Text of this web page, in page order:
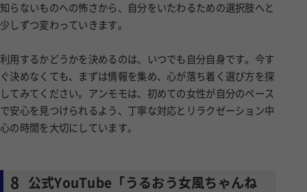
知らないものへの怖さから、自分をいたわるための選択肢へと
少しずつ変わっていきます。
利用するかどうかを決めるのは、いつでも自分自身です。今す
ぐ決めなくても、まずは情報を集め、心が落ち着く選び方を探
してみてください。アンモモは、初めての女性が自分のペース
で安心を見つけられるよう、丁寧な対応とリラクゼーション中
心の時間を大切にしています。
8
公式YouTube「うるおう女風ちゃんね